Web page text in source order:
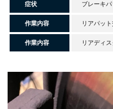
症状 ブレーキ
作業内容 リアパッ
作業内容 リアディ